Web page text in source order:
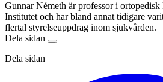
Gunnar Németh är professor i
Institutet och har bland annat tidigare
flertal styrelseuppdrag inom sjukvården.
Dela sidan
Dela sidan